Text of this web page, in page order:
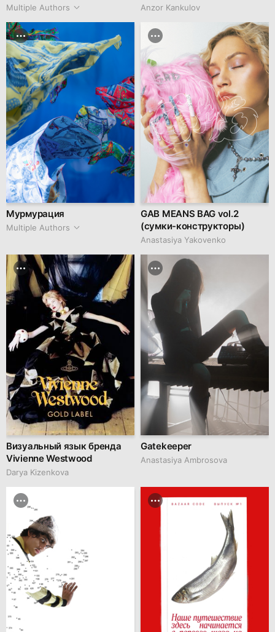
Multiple Authors Anzor Kankulov
Мурмурация
Multiple Authors
GAB MEANS BAG vol.2
(сумки-конструкторы)
Anastasiya Yakovenko
Визуальный язык бренда
Vivienne Westwood
Darya Kizenkova
Gatekeeper
Anastasiya Ambrosova